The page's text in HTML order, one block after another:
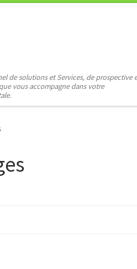
de solutions et Services, de prospective
vous accompagne dans votre